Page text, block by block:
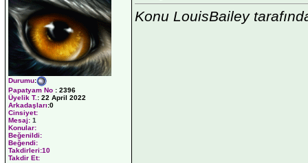
Durumu:
Papatyam No : 2396
Üyelik T.: 22 April 2022
Arkadaşları:0
Cinsiyet:
Mesaj: 1
Konular:
Beğenildi:
Beğendi:
Takdirleri:10
Takdir Et:
Konu LouisBailey